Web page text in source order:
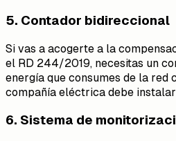
5. Contador bidireccional
Si vas a acogerte a la
el RD 244/2019, necesitas un
energía que consumes de la red
compañía eléctrica debe
6. Sistema de